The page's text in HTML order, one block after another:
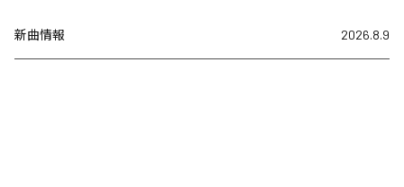
新曲情報 2026.8.9